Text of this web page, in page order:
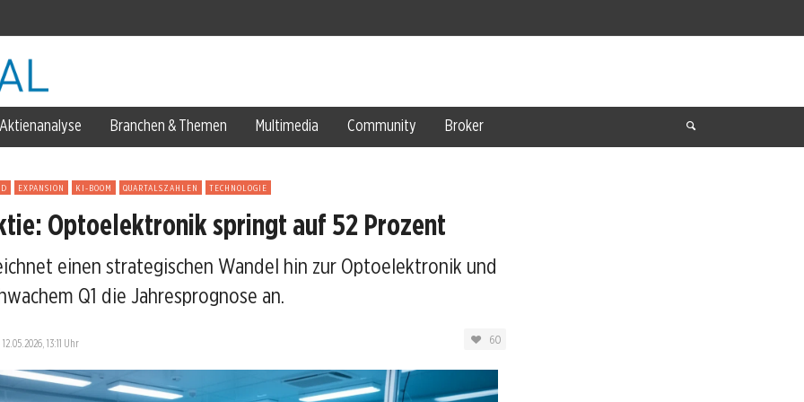
Aktienanalyse Branchen & Themen Multimedia Community Broker
EXPANSION KI-BOOM QUARTALSZAHLEN TECHNOLOGIE
Optoelektronik springt auf 52 Prozent
einen strategischen Wandel hin zur Optoelektronik und
Q1 die Jahresprognose an.
12.05.2026, 13:11 Uhr 60